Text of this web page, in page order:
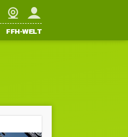
WebcamMein FFH
FFH-WELT